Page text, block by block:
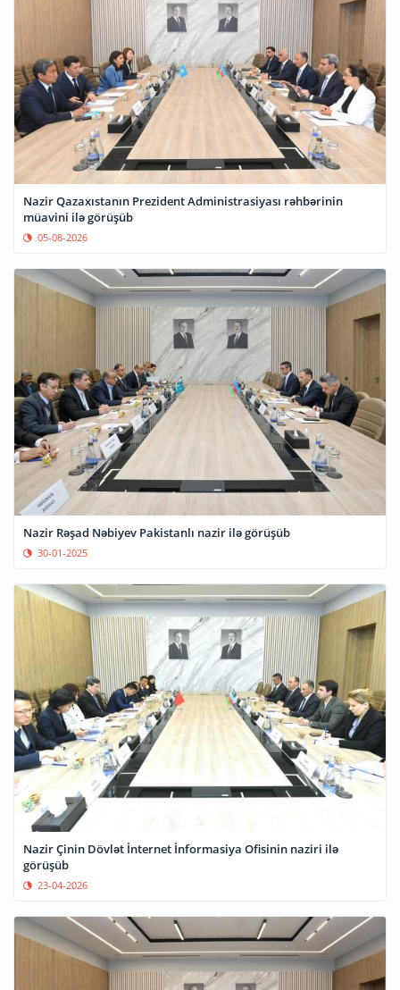
Nazir Qazaxıstanın Prezident Administrasiyası rəhbərinin
müavini ilə görüşüb
05-08-2026
Nazir Rəşad Nəbiyev Pakistanlı nazir ilə görüşüb
30-01-2025
Nazir Çinin Dövlət İnternet İnformasiya Ofisinin naziri ilə
görüşüb
23-04-2026